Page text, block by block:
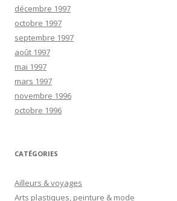
décembre 1997
octobre 1997
septembre 1997
août 1997
mai 1997
mars 1997
novembre 1996
octobre 1996
CATÉGORIES
Ailleurs & voyages
Arts plastiques, peinture & mode